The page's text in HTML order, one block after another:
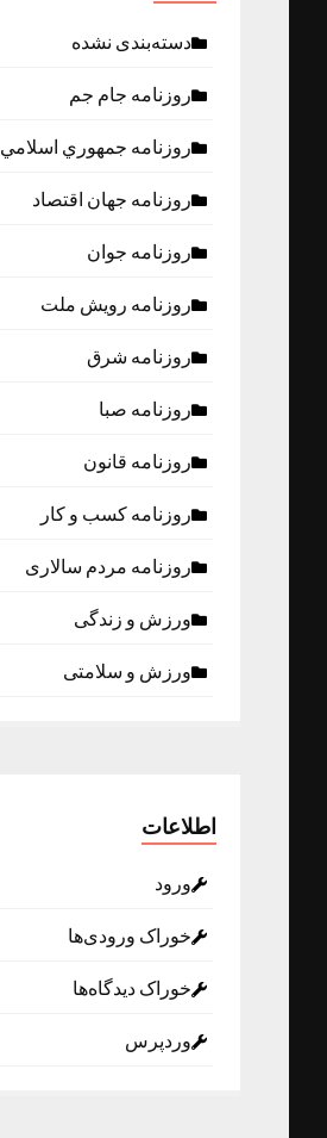
دسته‌بندی نشده
روزنامه جام جم
روزنامه جمهوري اسلامي
روزنامه جهان اقتصاد
روزنامه جوان
روزنامه رویش ملت
روزنامه شرق
روزنامه صبا
روزنامه قانون
روزنامه كسب و كار
روزنامه مردم سالاری
ورزش و زندگی
ورزش و سلامتی
اطلاعات
ورود
خوراک ورودی‌ها
خوراک دیدگاه‌ها
وردپرس